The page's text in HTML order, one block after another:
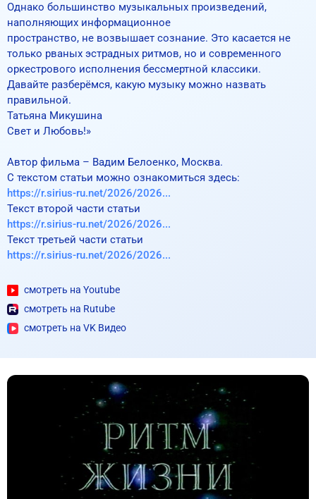
Однако большинство музыкальных произведений,
наполняющих информационное
пространство, не возвышает сознание. Это касается не
только рваных эстрадных ритмов, но и современного
оркестрового исполнения бессмертной классики.
Давайте разберёмся, какую музыку можно назвать
правильной.
Татьяна Микушина
Свет и Любовь!»
Автор фильма – Вадим Белоенко, Москва.
https://r.sirius-ru.net/2026/2026...
https://r.sirius-ru.net/2026/2026...
https://r.sirius-ru.net/2026/2026...
смотреть на Youtube
смотреть на Rutube
смотреть на VK Видео